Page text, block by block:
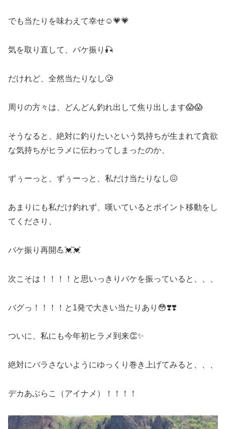
でも当たりを味わえて幸せ☺️💗💗
気を取り直して、バケ振り🎣
だけれど、全然当たりなし🥲
周りの方々は、どんどん釣れ出して焦り出します😱😱
そうなると、絶対に釣りたいという気持ちが生まれて貪欲
な気持ちがヒラメに伝わってしまったのか、
ずぅーっと、ずぅーっと、私だけ当たりなし😖
あまりにも私だけ釣れず、嘆いているとポイント移動をし
てくださり、
バケ振り再開💪💓💓
次こそは！！！！と思いっきりバケを振っていると、、、
バグっ！！！！と1発で大きい当たりあり😳❣️❣️
ついに、私にも今年初ヒラメ到来👏✨
絶対にバラさないようにゆっくり巻き上げてみると、、、
デカあぶらこ（アイナメ）！！！！